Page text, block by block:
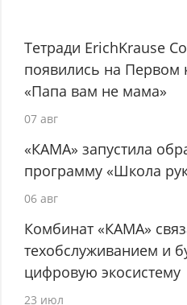
Тетради ErichKrause
появились на Первом
«Папа вам не мама»
07 авг
«КАМА» запустила
программу «Школа
06 авг
Комбинат «КАМА»
техобслуживанием и
цифровую экосистему
23 июл